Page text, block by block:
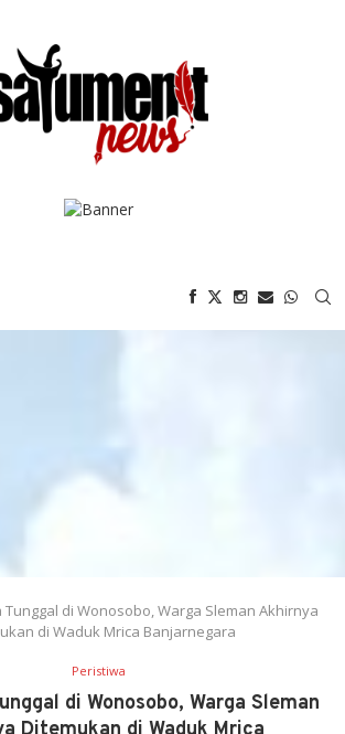
Tunggal di Wonosobo, Warga Sleman Akhirnya
di Waduk Mrica Banjarnegara
Peristiwa
di Wonosobo, Warga Sleman